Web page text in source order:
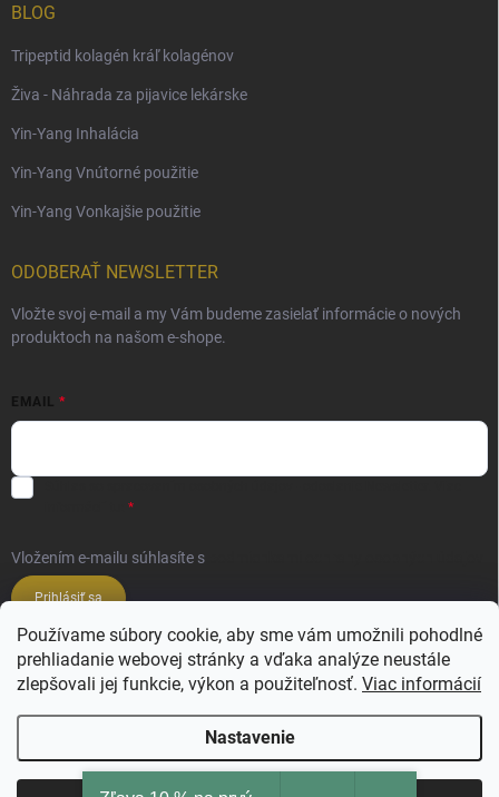
Používame súbory cookie, aby sme vám umožnili pohodlné
prehliadanie webovej stránky a vďaka analýze neustále
zlepšovali jej funkcie, výkon a použiteľnosť. Viac informácií
Nastavenie
BLOG
Tripeptid kolagén kráľ kolagénov
Živa - Náhrada za pijavice lekárske
Yin-Yang Inhalácia
Yin-Yang Vnútorné použitie
Yin-Yang Vonkajšie použitie
ODOBERAŤ NEWSLETTER
Vložte svoj e-mail a my Vám budeme zasielať informácie o nových
produktoch na našom e-shope.
EMAIL
Vložením e-mailu súhlasíte s
Prihlásiť sa
Veľkoobchod ESSENZE LAVANDERIE
Veľkoobchod SALIMBENI PROFUMI ROMA